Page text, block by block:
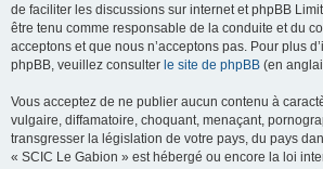
de faciliter les discussions sur internet et phpBB
être tenu comme responsable de la conduite et du
acceptons et que nous n’acceptons pas. Pour plus
phpBB, veuillez consulter le site de phpBB (en
Vous acceptez de ne publier aucun contenu à
vulgaire, diffamatoire, choquant, menaçant,
transgresser la législation de votre pays, du pays
« SCIC Le Gabion » est hébergé ou encore la loi